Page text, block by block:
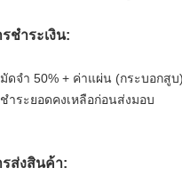
ชำระเงิน:
ดจำ 50% + ค่าแผ่น (กระบอกสูบ)
ำระยอดคงเหลือก่อนส่งมอบ
รส่งสินค้า: